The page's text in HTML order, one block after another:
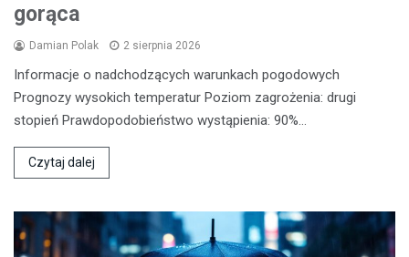
gorąca
Damian Polak 2 sierpnia 2026
Informacje o nadchodzących warunkach pogodowych
Prognozy wysokich temperatur Poziom zagrożenia: drugi
stopień Prawdopodobieństwo wystąpienia: 90%…
Czytaj dalej